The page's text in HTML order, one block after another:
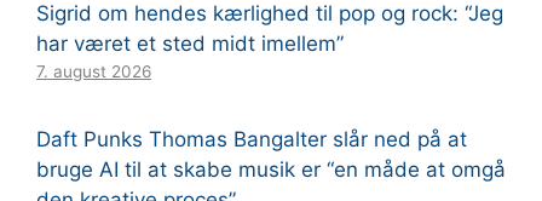
Sigrid om hendes kærlighed til pop og rock: “Jeg
har været et sted midt imellem”
7. august 2026
Daft Punks Thomas Bangalter slår ned på at
bruge AI til at skabe musik er “en måde at omgå